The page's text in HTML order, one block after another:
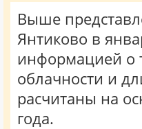
Выше
Янтиково в
информацией о
облачности и
расчитаны на
года.